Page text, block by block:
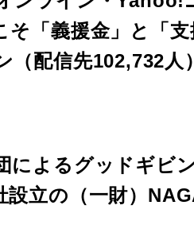
そ「義援金」と「
（配信先102,732人
によるグッドギビ
立の（一財）